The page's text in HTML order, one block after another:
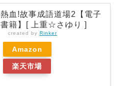
熱血!故事成語道場2【電子
書籍】[ 上重☆さゆり ]
created by Rinker
Amazon
楽天市場